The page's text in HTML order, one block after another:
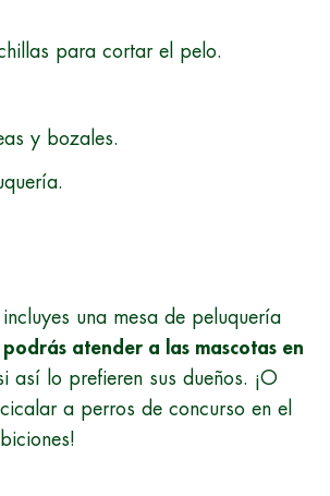
para cortar el pelo.
y bozales.
una mesa de peluquería
atender a las mascotas en
así lo prefieren sus dueños. ¡O
a perros de concurso en el